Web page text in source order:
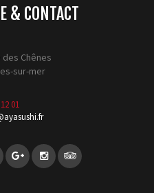
& CONTACT
des Chênes
sur-mer
01